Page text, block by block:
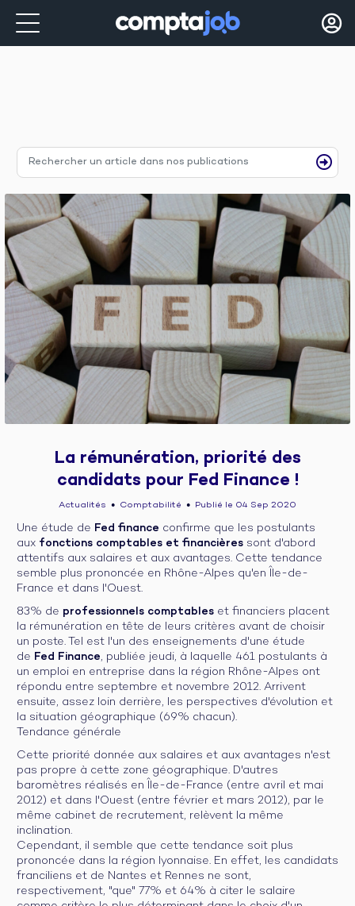
La rémunération, priorité des
candidats pour Fed Finance !
Actualités ● Comptabilité ● Publié le 04 Sep 2020
Une étude de Fed finance confirme que les postulants
aux fonctions comptables et financières sont d'abord
attentifs aux salaires et aux avantages. Cette tendance
semble plus prononcée en Rhône-Alpes qu'en Île-de-
France et dans l'Ouest.
83% de professionnels comptables et financiers placent
la rémunération en tête de leurs critères avant de choisir
un poste. Tel est l'un des enseignements d'une étude
de Fed Finance, publiée jeudi, à laquelle 461 postulants à
un emploi en entreprise dans la région Rhône-Alpes ont
répondu entre septembre et novembre 2012. Arrivent
ensuite, assez loin derrière, les perspectives d'évolution et
la situation géographique (69% chacun).
Tendance générale
Cette priorité donnée aux salaires et aux avantages n'est
pas propre à cette zone géographique. D'autres
baromètres réalisés en Île-de-France (entre avril et mai
2012) et dans l'Ouest (entre février et mars 2012), par le
même cabinet de recrutement, relèvent la même
inclination.
Cependant, il semble que cette tendance soit plus
prononcée dans la région lyonnaise. En effet, les candidats
franciliens et de Nantes et Rennes ne sont,
respectivement, "que" 77% et 64% à citer le salaire